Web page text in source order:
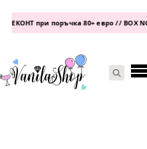
при поръчка 80+ евро // BOX NOW